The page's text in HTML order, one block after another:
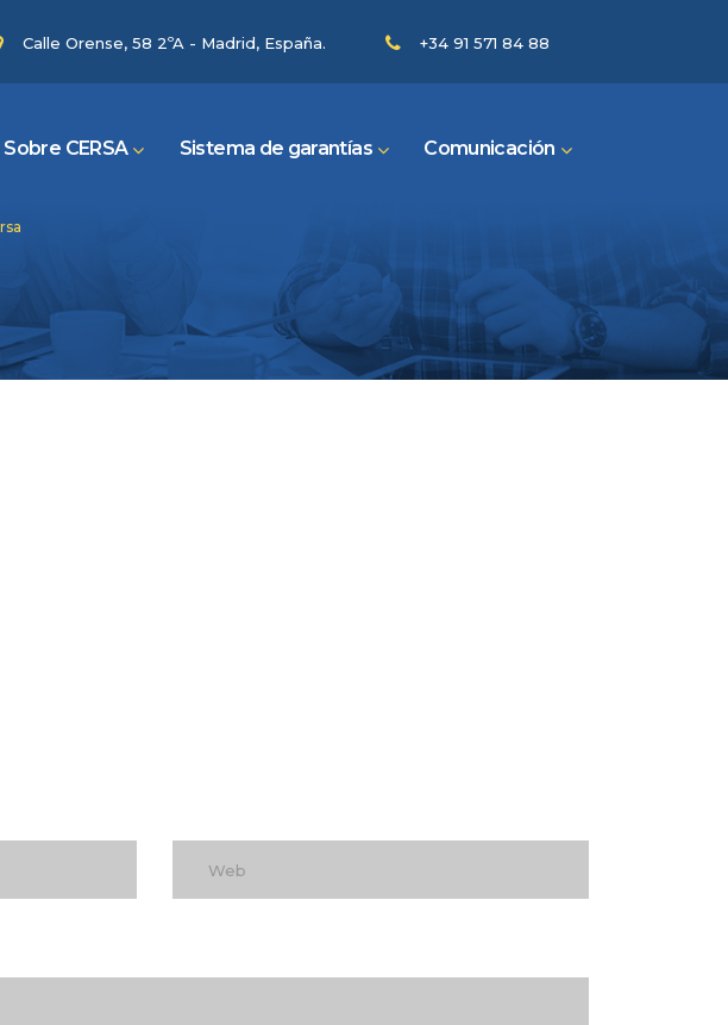
Calle Orense, 58 2ºA - Madrid, España. +34 91 571 84 88
Sobre CERSA Sistema de garantías Comunicación